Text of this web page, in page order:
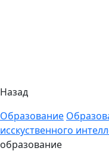
Назад
Образование
исскуственного
образование